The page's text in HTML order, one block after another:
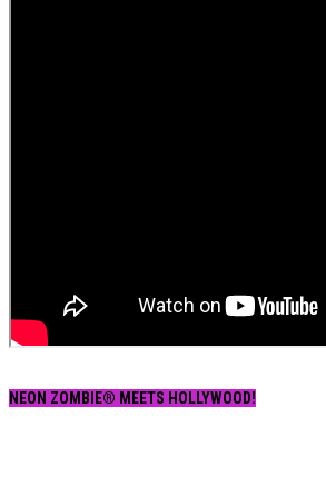
NEON ZOMBIE® MEETS HOLLYWOOD!